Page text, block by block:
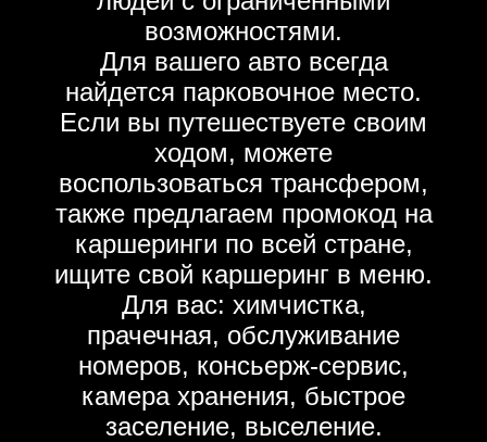
возможностями.
Для вашего авто всегда
найдется парковочное место.
Если вы путешествуете своим
ходом, можете
воспользоваться трансфером,
также предлагаем промокод на
каршеринги по всей стране,
ищите свой каршеринг в меню.
Для вас: химчистка,
прачечная, обслуживание
номеров, консьерж-сервис,
камера хранения, быстрое
заселение, выселение.